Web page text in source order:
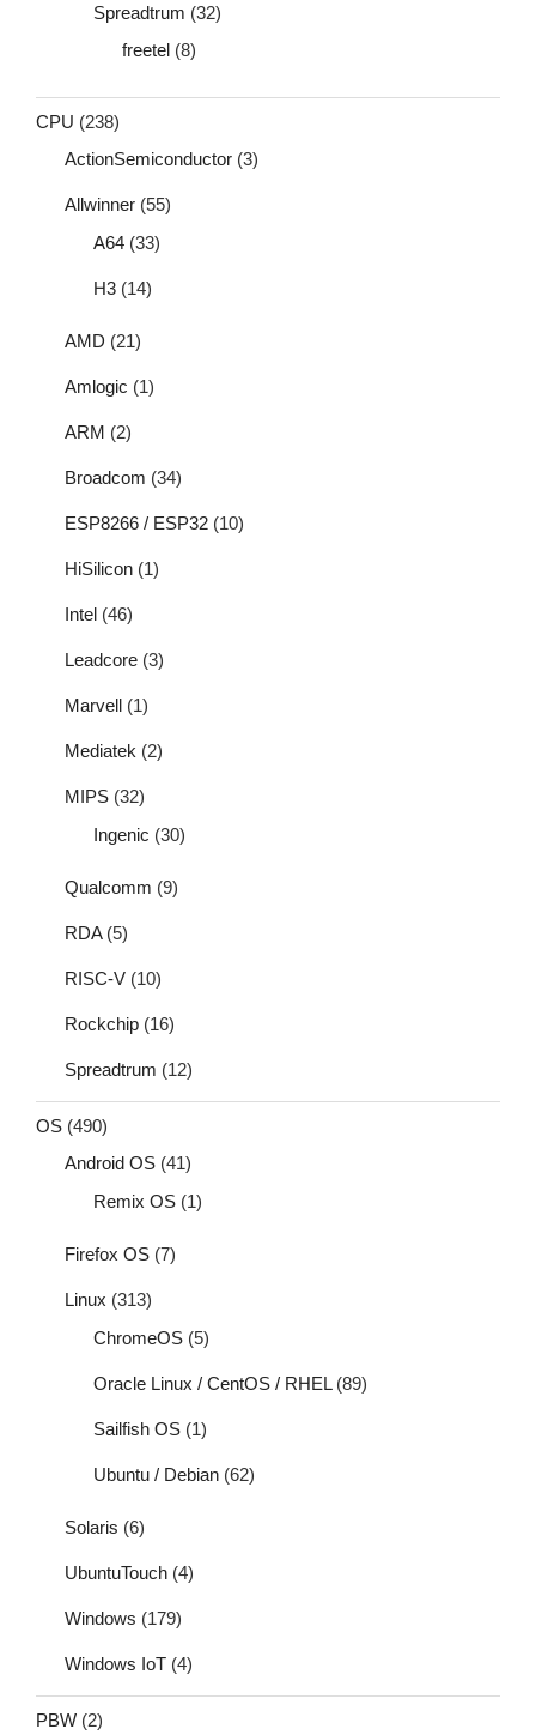
Spreadtrum (32)
freetel (8)
CPU (238)
ActionSemiconductor (3)
Allwinner (55)
A64 (33)
H3 (14)
AMD (21)
Amlogic (1)
ARM (2)
Broadcom (34)
ESP8266 / ESP32 (10)
HiSilicon (1)
Intel (46)
Leadcore (3)
Marvell (1)
Mediatek (2)
MIPS (32)
Ingenic (30)
Qualcomm (9)
RDA(5)
RISC-V (10)
Rockchip (16)
Spreadtrum (12)
OS (490)
Android OS (41)
Remix OS (1)
Firefox OS (7)
Linux (313)
ChromeOS (5)
Oracle Linux / CentOS / RHEL(89)
Sailfish OS (1)
Ubuntu / Debian (62)
Solaris (6)
UbuntuTouch (4)
Windows (179)
Windows IoT (4)
PBW (2)